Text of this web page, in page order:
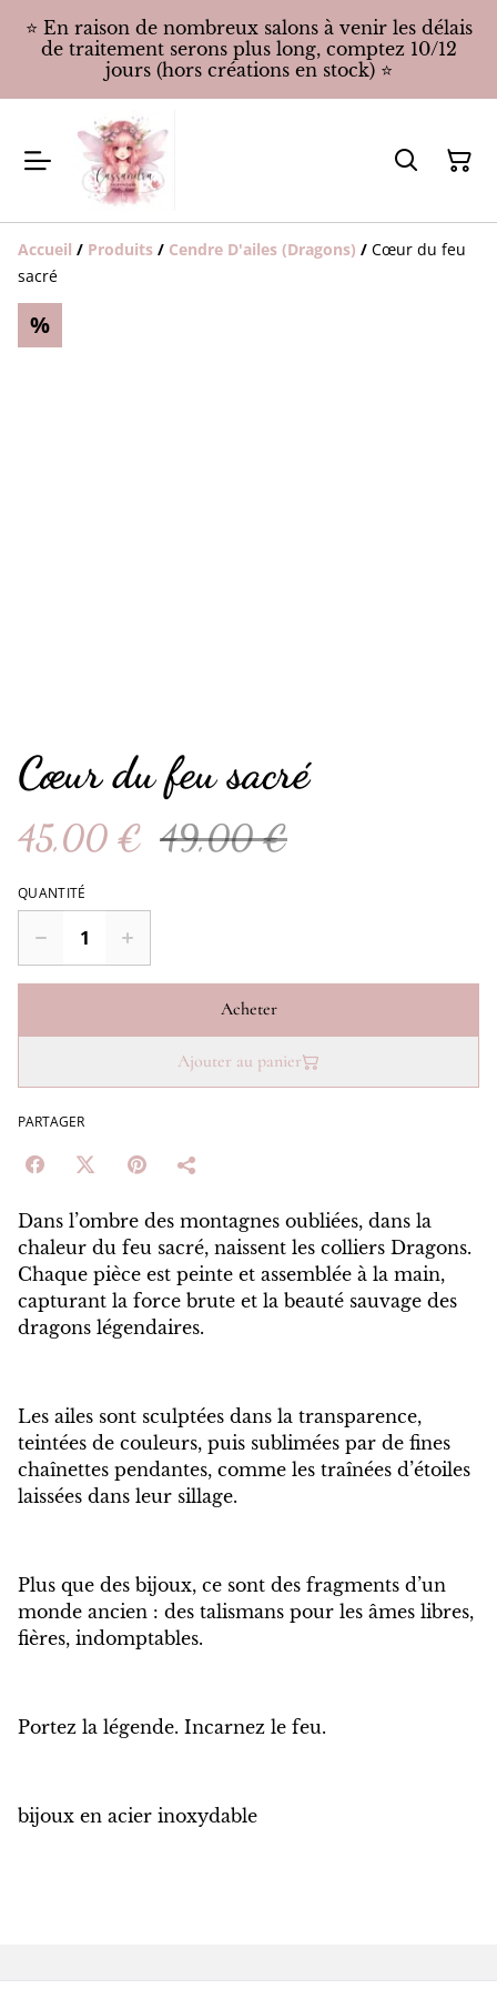
⭐️ En raison de nombreux salons à venir les délais
de traitement serons plus long, comptez 10/12
jours (hors créations en stock) ⭐️
Accueil / Produits / Cendre D'ailes (Dragons) / Cœur du feu
sacré
%
Cœur du feu sacré
45,00 € 49,00 €
QUANTITÉ
Acheter
Ajouter au panier
PARTAGER
Dans l’ombre des montagnes oubliées, dans la
chaleur du feu sacré, naissent les colliers Dragons.
Chaque pièce est peinte et assemblée à la main,
capturant la force brute et la beauté sauvage des
dragons légendaires.
Les ailes sont sculptées dans la transparence,
teintées de couleurs, puis sublimées par de fines
chaînettes pendantes, comme les traînées d’étoiles
laissées dans leur sillage.
Plus que des bijoux, ce sont des fragments d’un
monde ancien : des talismans pour les âmes libres,
fières, indomptables.
Portez la légende. Incarnez le feu.
bijoux en acier inoxydable